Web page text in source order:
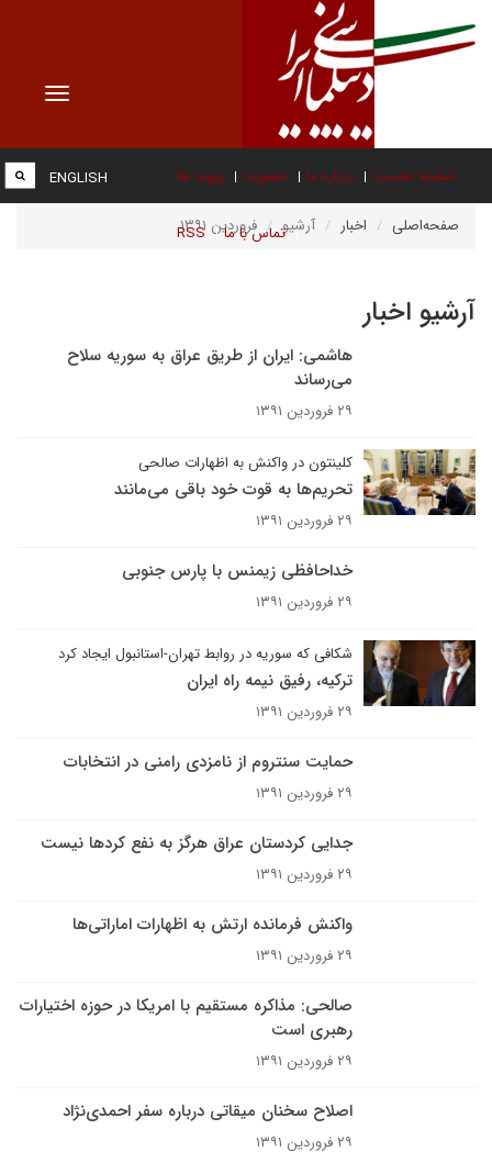
Toggle
صفحه نخست درباره ما عضویت پیوند ها
تماس با ما RSS
ENGLISH
صفحه‌اصلی اخبار آرشیو فروردین ۱۳۹۱
آرشیو اخبار
هاشمی: ایران از طریق عراق به سوریه سلاح
می‌رساند
۲۹ فروردین ۱۳۹۱
کلینتون در واکنش به اظهارات صالحی
تحریم‌ها به قوت خود باقی می‌مانند
۲۹ فروردین ۱۳۹۱
خداحافظی زیمنس با پارس جنوبی
۲۹ فروردین ۱۳۹۱
شکافی که سوریه در روابط تهران-استانبول ایجاد کرد
ترکیه، رفیق نیمه راه ایران
۲۹ فروردین ۱۳۹۱
حمایت سنتروم از نامزدی رامنی در انتخابات
۲۹ فروردین ۱۳۹۱
جدایی کردستان عراق هرگز به نفع کردها نیست
۲۹ فروردین ۱۳۹۱
واکنش فرمانده ارتش به اظهارات اماراتی‌ها
۲۹ فروردین ۱۳۹۱
صالحی:‌ مذاکره مستقیم با امریکا در حوزه اختیارات
رهبری است
۲۹ فروردین ۱۳۹۱
اصلاح سخنان میقاتی درباره سفر احمدی‌نژاد
۲۹ فروردین ۱۳۹۱